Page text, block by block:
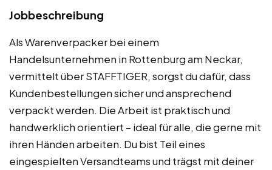
Jobbeschreibung
Als Warenverpacker bei einem
Handelsunternehmen in Rottenburg am Neckar,
vermittelt über STAFFTIGER, sorgst du dafür, dass
Kundenbestellungen sicher und ansprechend
verpackt werden. Die Arbeit ist praktisch und
handwerklich orientiert – ideal für alle, die gerne mit
ihren Händen arbeiten. Du bist Teil eines
eingespielten Versandteams und trägst mit deiner